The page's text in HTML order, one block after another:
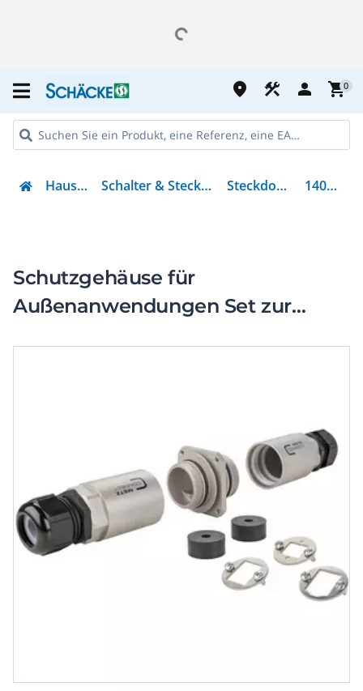
place construction person shopping_cart0
Haustechnik Schalter & Steckvorrichtungen Steckdosenschutz 14040000-E
Schutzgehäuse für
Außenanwendungen Set zur